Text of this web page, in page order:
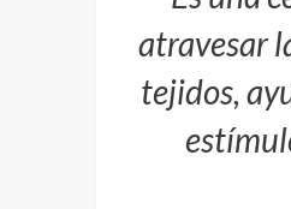
atravesar
tejidos,